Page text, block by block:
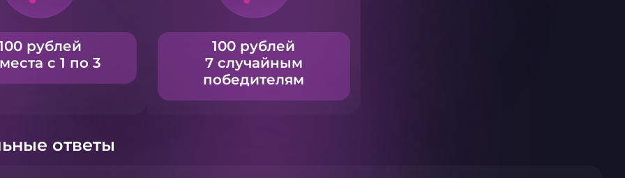
рублей
с 1 по 3
100 рублей
7 случайным
победителям
ответы